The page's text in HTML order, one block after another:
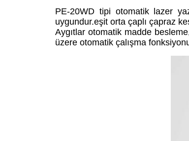
PE-20WD tipi otomatik lazer
uygundur.eşit orta çaplı çapraz
Aygıtlar otomatik madde
üzere otomatik çalışma